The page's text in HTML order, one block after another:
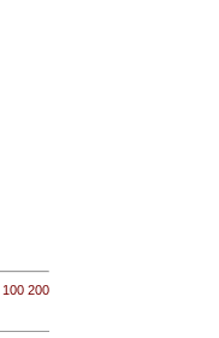
100 200